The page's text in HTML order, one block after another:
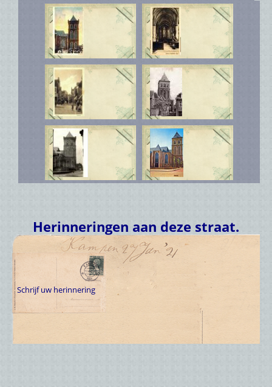
Herinneringen aan deze straat.
Schrijf uw herinnering